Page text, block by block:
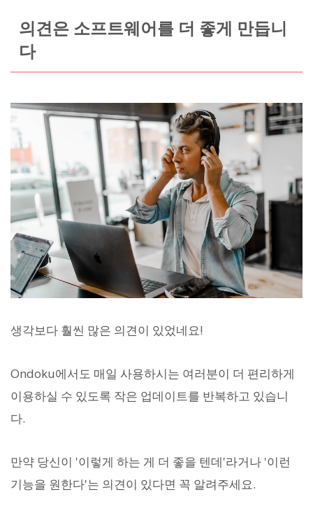
의견은 소프트웨어를 더 좋게 만듭니
다
생각보다 훨씬 많은 의견이 있었네요!
Ondoku에서도 매일 사용하시는 여러분이 더 편리하게
이용하실 수 있도록 작은 업데이트를 반복하고 있습니
다.
만약 당신이 '이렇게 하는 게 더 좋을 텐데'라거나 '이런
기능을 원한다'는 의견이 있다면 꼭 알려주세요.